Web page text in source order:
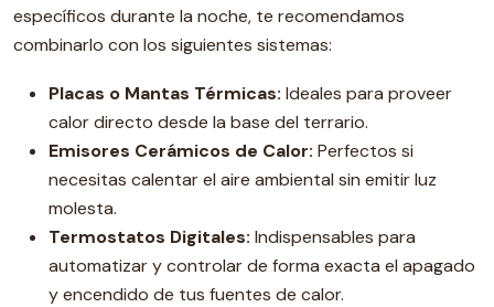
específicos durante la noche, te recomendamos
combinarlo con los siguientes sistemas:
Placas o Mantas Térmicas: Ideales para proveer
calor directo desde la base del terrario.
Emisores Cerámicos de Calor: Perfectos si
necesitas calentar el aire ambiental sin emitir luz
molesta.
Termostatos Digitales: Indispensables para
automatizar y controlar de forma exacta el apagado
y encendido de tus fuentes de calor.